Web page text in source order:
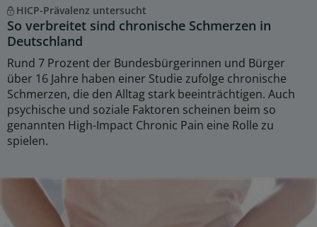
HICP-Prävalenz untersucht
So verbreitet sind chronische Schmerzen in
Deutschland
Rund 7 Prozent der Bundesbürgerinnen und Bürger
über 16 Jahre haben einer Studie zufolge chronische
Schmerzen, die den Alltag stark beeinträchtigen. Auch
psychische und soziale Faktoren scheinen beim so
genannten High-Impact Chronic Pain eine Rolle zu
spielen.